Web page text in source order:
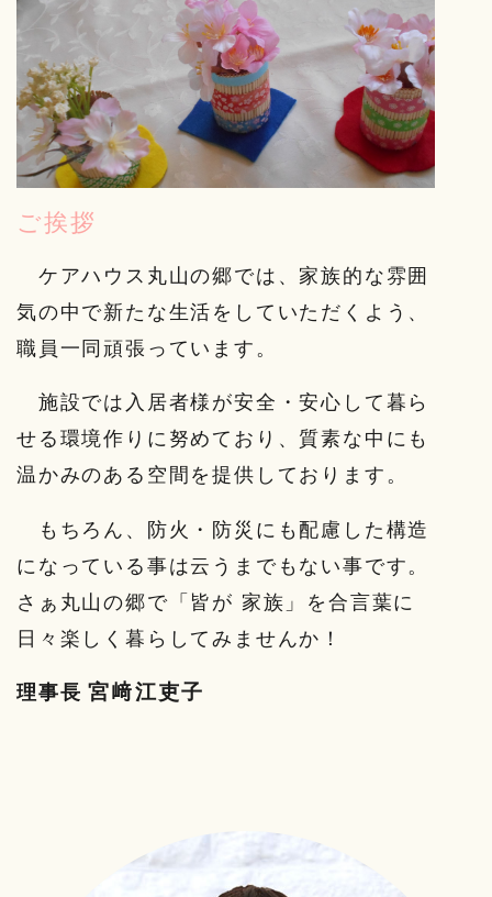
ご挨拶
ケアハウス丸山の郷では、家族的な雰囲
気の中で新たな生活をしていただくよう、
職員一同頑張っています。
施設では入居者様が安全・安心して暮ら
せる環境作りに努めており、質素な中にも
温かみのある空間を提供しております。
もちろん、防火・防災にも配慮した構造
になっている事は云うまでもない事です。
さぁ丸山の郷で「皆が 家族」を合言葉に
日々楽しく暮らしてみませんか！
理事長宮﨑江吏子